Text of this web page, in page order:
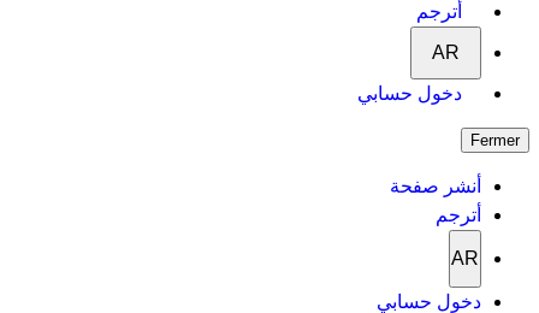
أترجم
AR
دخول حسابي
Fermer
أنشر صفحة
أترجم
AR
دخول حسابي